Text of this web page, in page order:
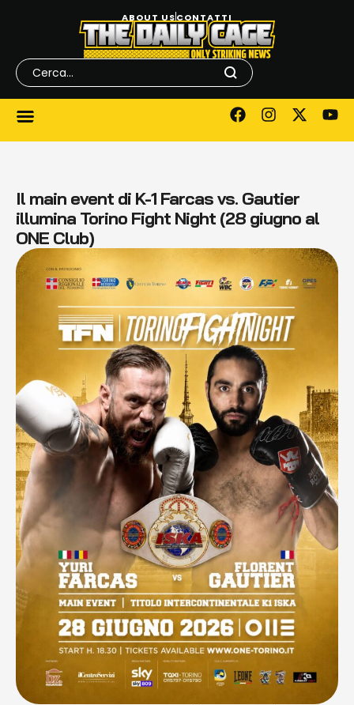
ABOUT USCONTATTI
Il main event di K-1 Farcas vs. Gautier
illumina Torino Fight Night (28 giugno al
ONE Club)